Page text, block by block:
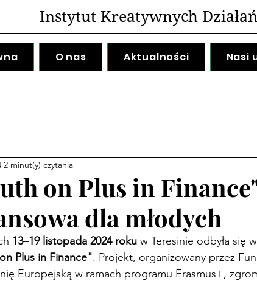
Instytut Kreatywnych Działań
O nas Aktualności Nasi
on Plus in
dla młodych
2 minut(y) czytania
13–19 listopada 2024 roku w Teresinie odbyła się
Plus in Finance". Projekt, organizowany przez
Europejską w ramach programu Erasmus+,